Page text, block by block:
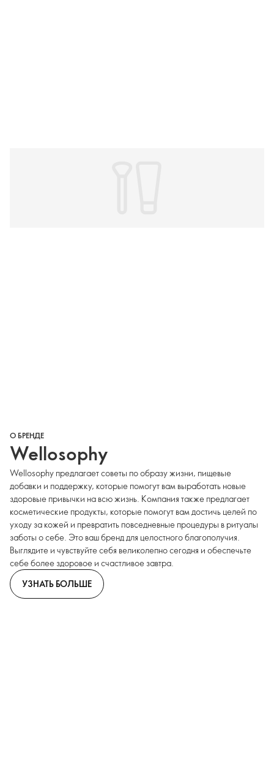
О БРЕНДЕ
Wellosophy
Wellosophy предлагает советы по образу жизни, пищевые
добавки и поддержку, которые помогут вам выработать новые
здоровые привычки на всю жизнь. Компания также предлагает
косметические продукты, которые помогут вам достичь целей по
уходу за кожей и превратить повседневные процедуры в ритуалы
заботы о себе. Это ваш бренд для целостного благополучия.
Выглядите и чувствуйте себя великолепно сегодня и обеспечьте
себе более здоровое и счастливое завтра.
УЗНАТЬ БОЛЬШЕ